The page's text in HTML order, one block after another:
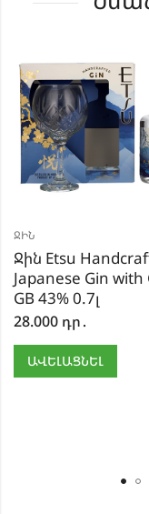
ՋԻՆ
Ջին Etsu
Japanese Gin with
GB 43% 0.7լ
28.000 դր․
ԱՎԵԼԱՑՆԵԼ